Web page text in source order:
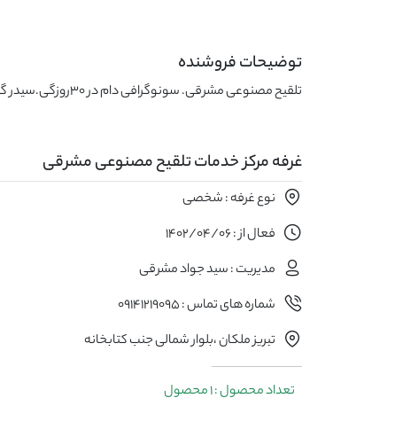
توضیحات فروشنده
تلقیح مصنوعی مشرقی. سونوگرافی دام در ۳۰روزگی.سیدر گذاری و همزمان سازی فحلی.
غرفه مرکز خدمات تلقیح مصنوعی مشرقی
نوع غرفه : شخصی
فعال از : 1402/04/06
مدیریت : سید جواد مشرقی
شماره های تماس : 09141219095
تبریز ملکان ،بلوار شمالی جنب کتابخانه
تعداد محصول : 1 محصول